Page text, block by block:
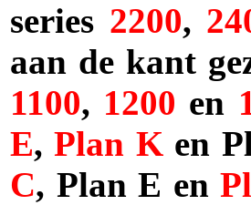
series 2200,
aan de kant
1100, 1200 en
E,Plan Ken
C, Plan E en